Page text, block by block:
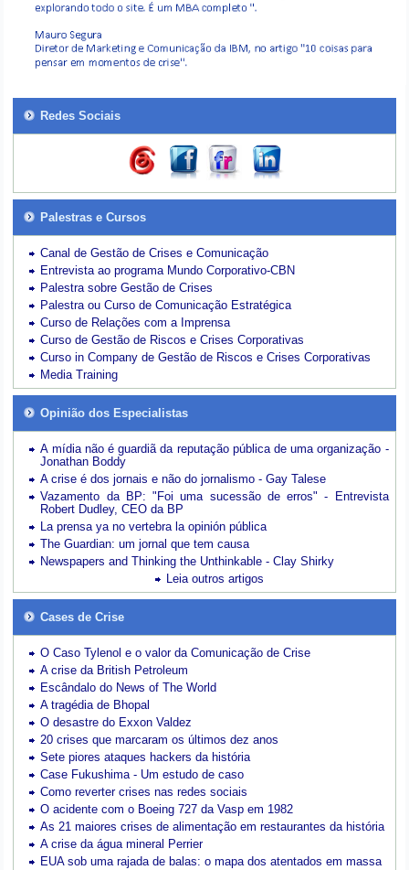
Redes Sociais
Palestras e Cursos
Canal de Gestão de Crises e Comunicação
Entrevista ao programa Mundo Corporativo-CBN
Palestra sobre Gestão de Crises
Palestra ou Curso de Comunicação Estratégica
Curso de Relações com a Imprensa
Curso de Gestão de Riscos e Crises Corporativas
Curso in Company de Gestão de Riscos e Crises Corporativas
Media Training
Opinião dos Especialistas
A mídia não é guardiã da reputação pública de uma organização -
Jonathan Boddy
A crise é dos jornais e não do jornalismo - Gay Talese
Vazamento da BP: "Foi uma sucessão de erros" - Entrevista
Robert Dudley, CEO da BP
La prensa ya no vertebra la opinión pública
The Guardian: um jornal que tem causa
Newspapers and Thinking the Unthinkable - Clay Shirky
Leia outros artigos
Cases de Crise
O Caso Tylenol e o valor da Comunicação de Crise
A crise da British Petroleum
Escândalo do News of The World
A tragédia de Bhopal
O desastre do Exxon Valdez
20 crises que marcaram os últimos dez anos
Sete piores ataques hackers da história
Case Fukushima - Um estudo de caso
Como reverter crises nas redes sociais
O acidente com o Boeing 727 da Vasp em 1982
As 21 maiores crises de alimentação em restaurantes da história
A crise da água mineral Perrier
EUA sob uma rajada de balas: o mapa dos atentados em massa